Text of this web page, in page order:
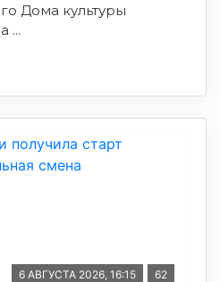
Дома культуры
...
6 АВГУСТА 2026, 16:15 62